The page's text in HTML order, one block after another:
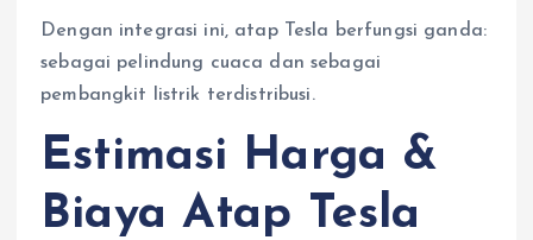
Dengan integrasi ini, atap Tesla berfungsi ganda:
sebagai pelindung cuaca dan sebagai
pembangkit listrik terdistribusi.
Estimasi Harga &
Biaya Atap Tesla